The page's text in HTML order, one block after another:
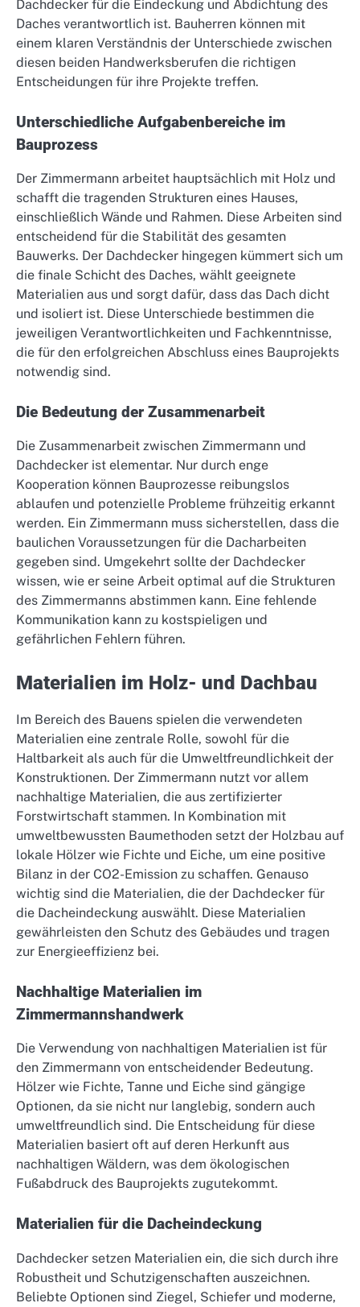
Dachdecker für die Eindeckung und Abdichtung des
Daches verantwortlich ist. Bauherren können mit
einem klaren Verständnis der Unterschiede zwischen
diesen beiden Handwerksberufen die richtigen
Entscheidungen für ihre Projekte treffen.
Unterschiedliche Aufgabenbereiche im
Bauprozess
Der Zimmermann arbeitet hauptsächlich mit Holz und
schafft die tragenden Strukturen eines Hauses,
einschließlich Wände und Rahmen. Diese Arbeiten sind
entscheidend für die Stabilität des gesamten
Bauwerks. Der Dachdecker hingegen kümmert sich um
die finale Schicht des Daches, wählt geeignete
Materialien aus und sorgt dafür, dass das Dach dicht
und isoliert ist. Diese Unterschiede bestimmen die
jeweiligen Verantwortlichkeiten und Fachkenntnisse,
die für den erfolgreichen Abschluss eines Bauprojekts
notwendig sind.
Die Bedeutung der Zusammenarbeit
Die Zusammenarbeit zwischen Zimmermann und
Dachdecker ist elementar. Nur durch enge
Kooperation können Bauprozesse reibungslos
ablaufen und potenzielle Probleme frühzeitig erkannt
werden. Ein Zimmermann muss sicherstellen, dass die
baulichen Voraussetzungen für die Dacharbeiten
gegeben sind. Umgekehrt sollte der Dachdecker
wissen, wie er seine Arbeit optimal auf die Strukturen
des Zimmermanns abstimmen kann. Eine fehlende
Kommunikation kann zu kostspieligen und
gefährlichen Fehlern führen.
Materialien im Holz- und Dachbau
Im Bereich des Bauens spielen die verwendeten
Materialien eine zentrale Rolle, sowohl für die
Haltbarkeit als auch für die Umweltfreundlichkeit der
Konstruktionen. Der Zimmermann nutzt vor allem
nachhaltige Materialien, die aus zertifizierter
Forstwirtschaft stammen. In Kombination mit
umweltbewussten Baumethoden setzt der Holzbau auf
lokale Hölzer wie Fichte und Eiche, um eine positive
Bilanz in der CO2-Emission zu schaffen. Genauso
wichtig sind die Materialien, die der Dachdecker für
die Dacheindeckung auswählt. Diese Materialien
gewährleisten den Schutz des Gebäudes und tragen
zur Energieeffizienz bei.
Nachhaltige Materialien im
Zimmermannshandwerk
Die Verwendung von nachhaltigen Materialien ist für
den Zimmermann von entscheidender Bedeutung.
Hölzer wie Fichte, Tanne und Eiche sind gängige
Optionen, da sie nicht nur langlebig, sondern auch
umweltfreundlich sind. Die Entscheidung für diese
Materialien basiert oft auf deren Herkunft aus
nachhaltigen Wäldern, was dem ökologischen
Fußabdruck des Bauprojekts zugutekommt.
Materialien für die Dacheindeckung
Dachdecker setzen Materialien ein, die sich durch ihre
Robustheit und Schutzigenschaften auszeichnen.
Beliebte Optionen sind Ziegel, Schiefer und moderne,